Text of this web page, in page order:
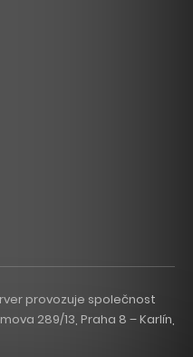
provozuje společnost
289/13, Praha 8 – Karlín,